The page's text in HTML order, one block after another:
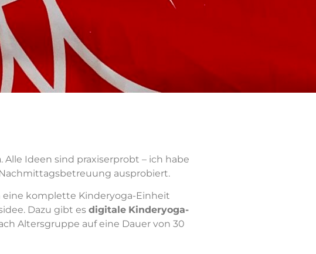
. Alle Ideen sind praxiserprobt – ich habe
ausprobiert.
eine komplette Kinderyoga-Einheit
Dazu gibt es digitale Kinderyoga-
Altersgruppe auf eine Dauer von 30